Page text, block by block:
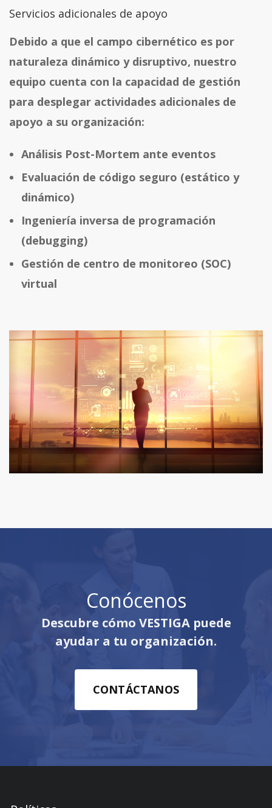
Servicios adicionales de apoyo
Debido a que el campo cibernético es por
naturaleza dinámico y disruptivo, nuestro
equipo cuenta con la capacidad de gestión
para desplegar actividades adicionales de
apoyo a su organización:
Análisis Post-Mortem ante eventos
Evaluación de código seguro (estático y
dinámico)
Ingeniería inversa de programación
(debugging)
Gestión de centro de monitoreo (SOC)
virtual
Conócenos
Descubre cómo VESTIGA puede
ayudar a tu organización.
CONTÁCTANOS